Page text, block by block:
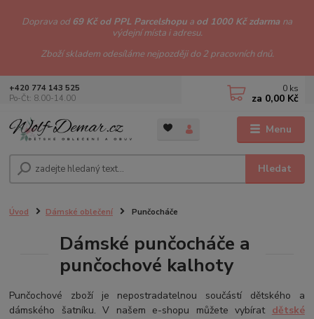
Doprava od69 Kč od PPL Parcelshopu a od 1000 Kč zdarma na
výdejní místa i adresu.
Zboží skladem odesíláme nejpozději do 2 pracovních dnů.
Menu
Hledat
+420 774 143 525
Po-Čt: 8.00-14.00
0 ks
za 0,00 Kč
Úvod Dámské oblečení Punčocháče
Dámské punčocháče a
punčochové kalhoty
Punčochové zboží je nepostradatelnou součástí dětského a
dámského šatníku. V našem e-shopu můžete vybírat dětské